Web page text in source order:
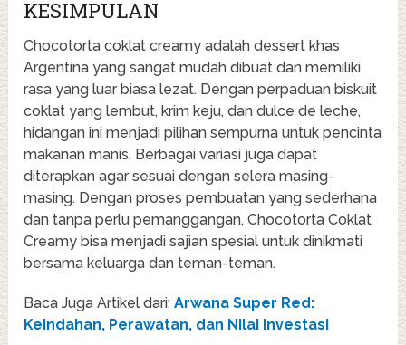
KESIMPULAN
Chocotorta coklat creamy adalah dessert khas
Argentina yang sangat mudah dibuat dan memiliki
rasa yang luar biasa lezat. Dengan perpaduan biskuit
coklat yang lembut, krim keju, dan dulce de leche,
hidangan ini menjadi pilihan sempurna untuk pencinta
makanan manis. Berbagai variasi juga dapat
diterapkan agar sesuai dengan selera masing-
masing. Dengan proses pembuatan yang sederhana
dan tanpa perlu pemanggangan, Chocotorta Coklat
Creamy bisa menjadi sajian spesial untuk dinikmati
bersama keluarga dan teman-teman.
Baca Juga Artikel dari:Arwana Super Red:
Keindahan, Perawatan, dan Nilai Investasi